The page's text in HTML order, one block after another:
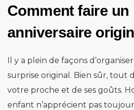
Comment faire un
anniversaire
Il y a plein de façons
surprise original. Bien sûr, tout
votre proche et de ses goûts.
enfant n’apprécient pas